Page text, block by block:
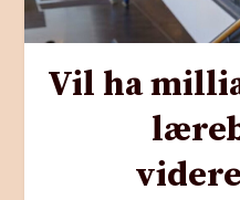
Vil ha